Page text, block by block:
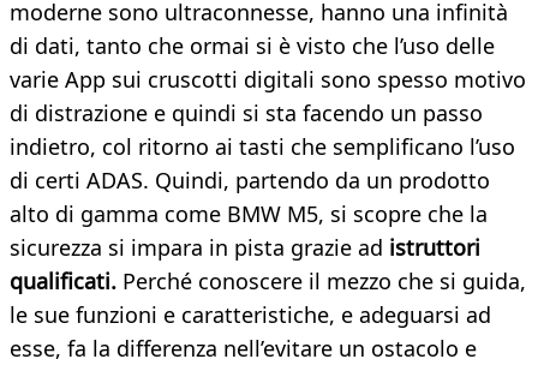
moderne sono ultraconnesse, hanno una infinità
di dati, tanto che ormai si è visto che l’uso delle
varie App sui cruscotti digitali sono spesso motivo
di distrazione e quindi si sta facendo un passo
indietro, col ritorno ai tasti che semplificano l’uso
di certi ADAS. Quindi, partendo da un prodotto
alto di gamma come BMW M5, si scopre che la
sicurezza si impara in pista grazie ad istruttori
qualificati. Perché conoscere il mezzo che si guida,
le sue funzioni e caratteristiche, e adeguarsi ad
esse, fa la differenza nell’evitare un ostacolo e